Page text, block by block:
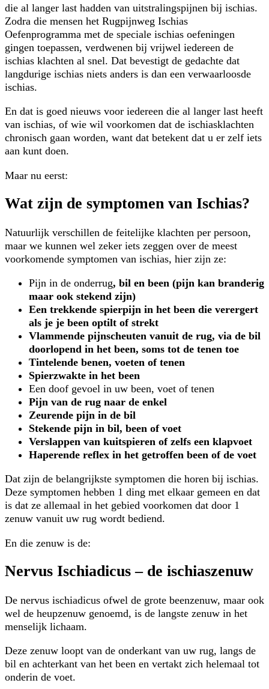
die al langer last hadden van uitstralingspijnen bij ischias.
Zodra die mensen het Rugpijnweg Ischias
Oefenprogramma met de speciale ischias oefeningen
gingen toepassen, verdwenen bij vrijwel iedereen de
ischias klachten al snel. Dat bevestigt de gedachte dat
langdurige ischias niets anders is dan een verwaarloosde
ischias.
En dat is goed nieuws voor iedereen die al langer last heeft
van ischias, of wie wil voorkomen dat de ischiasklachten
chronisch gaan worden, want dat betekent dat u er zelf iets
aan kunt doen.
Maar nu eerst:
Wat zijn de symptomen van Ischias?
Natuurlijk verschillen de feitelijke klachten per persoon,
maar we kunnen wel zeker iets zeggen over de meest
voorkomende symptomen van ischias, hier zijn ze:
Pijn in de onderrug, bil en been (pijn kan branderig
maar ook stekend zijn)
Een trekkende spierpijn in het been die verergert
als je je been optilt of strekt
Vlammende pijnscheuten vanuit de rug, via de bil
doorlopend in het been, soms tot de tenen toe
Tintelende benen, voeten of tenen
Spierzwakte in het been
Een doof gevoel in uw been, voet of tenen
Pijn van de rug naar de enkel
Zeurende pijn in de bil
Stekende pijn in bil, been of voet
Verslappen van kuitspieren of zelfs een klapvoet
Haperende reflex in het getroffen been of de voet
Dat zijn de belangrijkste symptomen die horen bij ischias.
Deze symptomen hebben 1 ding met elkaar gemeen en dat
is dat ze allemaal in het gebied voorkomen dat door 1
zenuw vanuit uw rug wordt bediend.
En die zenuw is de:
Nervus Ischiadicus – de ischiaszenuw
De nervus ischiadicus ofwel de grote beenzenuw, maar ook
wel de heupzenuw genoemd, is de langste zenuw in het
menselijk lichaam.
Deze zenuw loopt van de onderkant van uw rug, langs de
bil en achterkant van het been en vertakt zich helemaal tot
onderin de voet.